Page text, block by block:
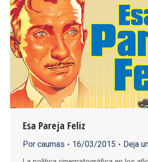
Esa Pareja Feliz
Por caumas 16/03/2015 Deja